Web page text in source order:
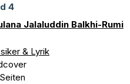
4
Jalaluddin Balkhi-Rumi
& Lyrik